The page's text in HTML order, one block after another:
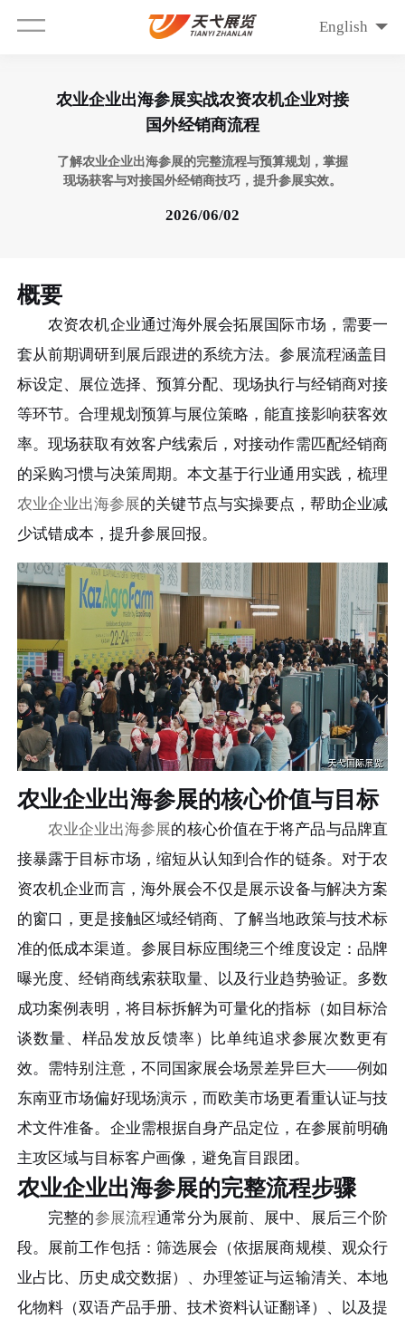
English
农业企业出海参展实战农资农机企业对接
国外经销商流程
了解农业企业出海参展的完整流程与预算规划，掌握
现场获客与对接国外经销商技巧，提升参展实效。
2026/06/02
概要
农资农机企业通过海外展会拓展国际市场，需要一
套从前期调研到展后跟进的系统方法。参展流程涵盖目
标设定、展位选择、预算分配、现场执行与经销商对接
等环节。合理规划预算与展位策略，能直接影响获客效
率。现场获取有效客户线索后，对接动作需匹配经销商
的采购习惯与决策周期。本文基于行业通用实践，梳理
农业企业出海参展的关键节点与实操要点，帮助企业减
少试错成本，提升参展回报。
农业企业出海参展的核心价值与目标
农业企业出海参展的核心价值在于将产品与品牌直
接暴露于目标市场，缩短从认知到合作的链条。对于农
资农机企业而言，海外展会不仅是展示设备与解决方案
的窗口，更是接触区域经销商、了解当地政策与技术标
准的低成本渠道。参展目标应围绕三个维度设定：品牌
曝光度、经销商线索获取量、以及行业趋势验证。多数
成功案例表明，将目标拆解为可量化的指标（如目标洽
谈数量、样品发放反馈率）比单纯追求参展次数更有
效。需特别注意，不同国家展会场景差异巨大——例如
东南亚市场偏好现场演示，而欧美市场更看重认证与技
术文件准备。企业需根据自身产品定位，在参展前明确
主攻区域与目标客户画像，避免盲目跟团。
农业企业出海参展的完整流程步骤
完整的参展流程通常分为展前、展中、展后三个阶
段。展前工作包括：筛选展会（依据展商规模、观众行
业占比、历史成交数据）、办理签证与运输清关、本地
化物料（双语产品手册、技术资料认证翻译）、以及提